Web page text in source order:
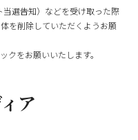
選告知）などを受け取った際
を削除していただくようお願
クをお願いいたします。
ア